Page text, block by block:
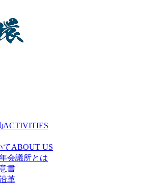
ACTIVITIES
てABOUT US
会議所とは
書
革